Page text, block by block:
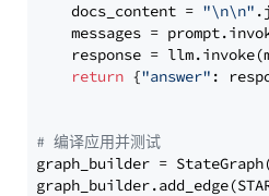
    docs_content =
"\n\n"
messages =
response =
return {"answer" :
# 编译应用并测试
graph_builder =